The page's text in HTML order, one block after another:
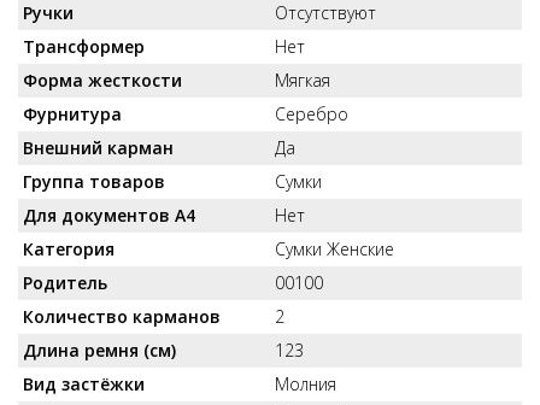
Ручки
Отсутствуют
Трансформер
Нет
Форма жесткости
Мягкая
Фурнитура
Серебро
Внешний карман
Да
Группа товаров
Сумки
Для документов А4
Нет
Категория
Сумки Женские
Родитель
00100
Количество карманов
2
Длина ремня (см)
123
Вид застёжки
Молния